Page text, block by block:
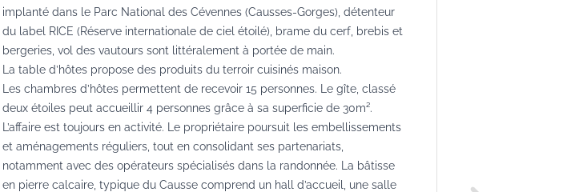
implanté dans le Parc National des Cévennes (Causses-Gorges), détenteur
du label RICE (Réserve internationale de ciel étoilé), brame du cerf, brebis et
bergeries, vol des vautours sont littéralement à portée de main.
La table d’hôtes propose des produits du terroir cuisinés maison.
Les chambres d’hôtes permettent de recevoir 15 personnes. Le gîte, classé
deux étoiles peut accueillir 4 personnes grâce à sa superficie de 30m².
L’affaire est toujours en activité. Le propriétaire poursuit les embellissements
et aménagements réguliers, tout en consolidant ses partenariats,
notamment avec des opérateurs spécialisés dans la randonnée. La bâtisse
en pierre calcaire, typique du Causse comprend un hall d’accueil, une salle